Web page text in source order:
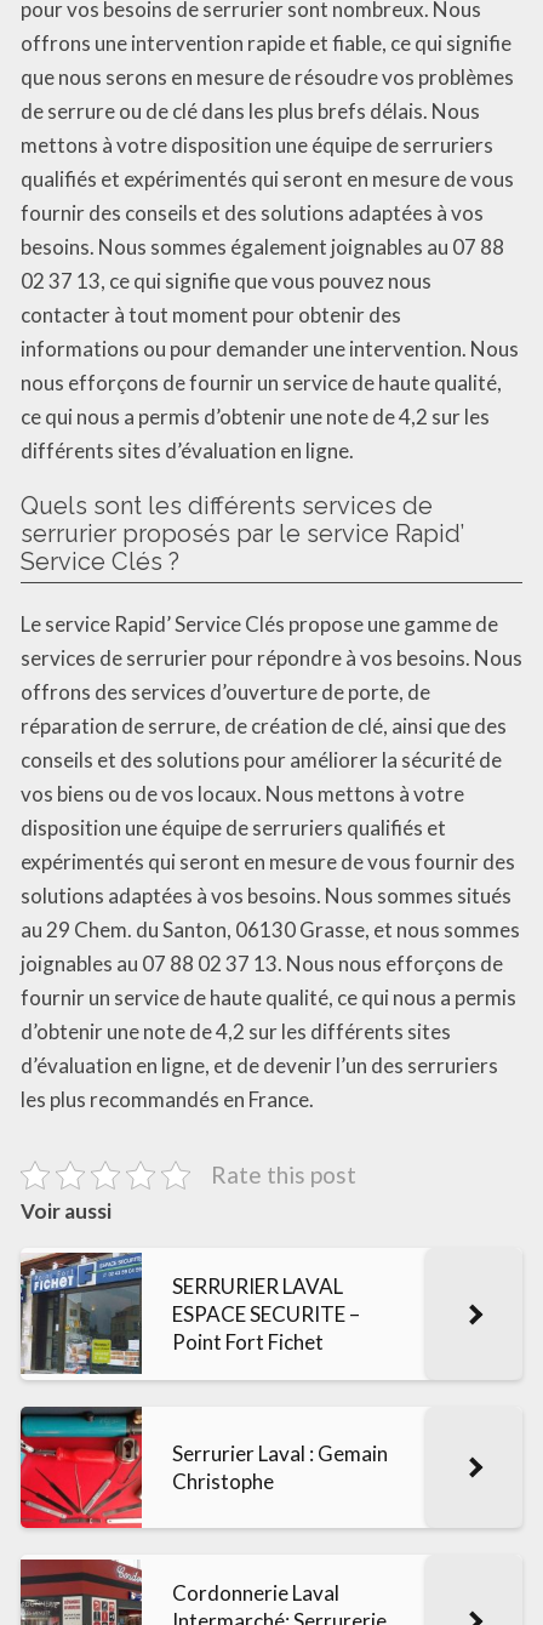
pour vos besoins de serrurier sont nombreux. Nous
offrons une intervention rapide et fiable, ce qui signifie
que nous serons en mesure de résoudre vos problèmes
de serrure ou de clé dans les plus brefs délais. Nous
mettons à votre disposition une équipe de serruriers
qualifiés et expérimentés qui seront en mesure de vous
fournir des conseils et des solutions adaptées à vos
besoins. Nous sommes également joignables au 07 88
02 37 13, ce qui signifie que vous pouvez nous
contacter à tout moment pour obtenir des
informations ou pour demander une intervention. Nous
nous efforçons de fournir un service de haute qualité,
ce qui nous a permis d’obtenir une note de 4,2 sur les
différents sites d’évaluation en ligne.
Quels sont les différents services de
serrurier proposés par le service Rapid’
Service Clés ?
Le service Rapid’ Service Clés propose une gamme de
services de serrurier pour répondre à vos besoins. Nous
offrons des services d’ouverture de porte, de
réparation de serrure, de création de clé, ainsi que des
conseils et des solutions pour améliorer la sécurité de
vos biens ou de vos locaux. Nous mettons à votre
disposition une équipe de serruriers qualifiés et
expérimentés qui seront en mesure de vous fournir des
solutions adaptées à vos besoins. Nous sommes situés
au 29 Chem. du Santon, 06130 Grasse, et nous sommes
joignables au 07 88 02 37 13. Nous nous efforçons de
fournir un service de haute qualité, ce qui nous a permis
d’obtenir une note de 4,2 sur les différents sites
d’évaluation en ligne, et de devenir l’un des serruriers
les plus recommandés en France.
Rate this post
Voir aussi
SERRURIER LAVAL
ESPACE SECURITE –
Point Fort Fichet
Serrurier Laval : Gemain
Christophe
Cordonnerie Laval